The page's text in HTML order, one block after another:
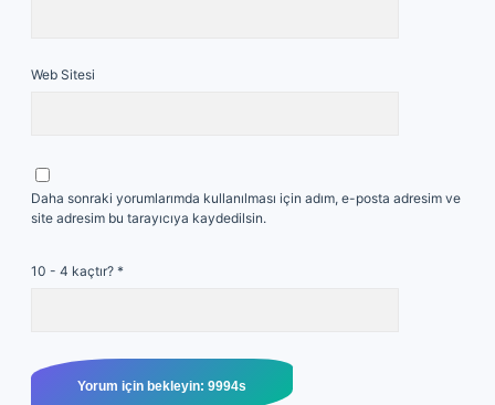
Web Sitesi
Daha sonraki yorumlarımda kullanılması için adım, e-posta adresim ve
site adresim bu tarayıcıya kaydedilsin.
10 - 4 kaçtır? *